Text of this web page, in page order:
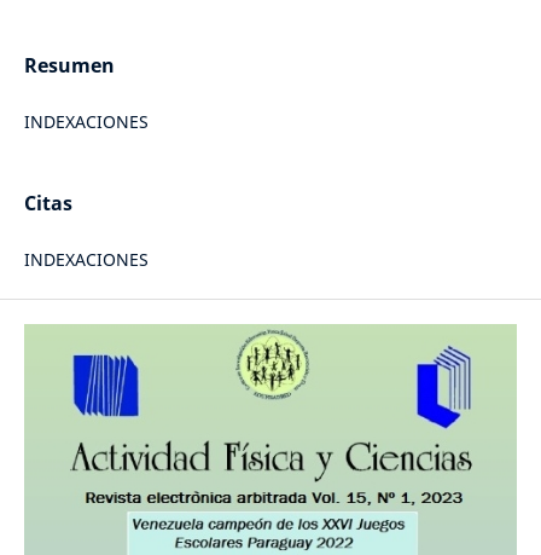
Resumen
INDEXACIONES
Citas
INDEXACIONES